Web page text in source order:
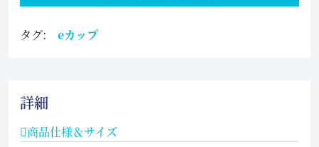
タグ: eカップ
詳細
商品仕様＆サイズ